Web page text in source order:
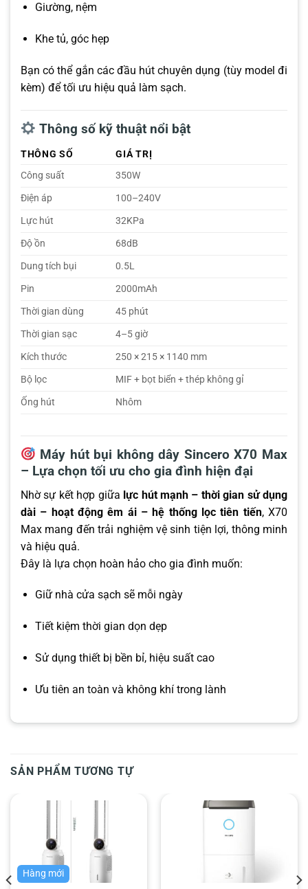
Giường, nệm
Khe tủ, góc hẹp
Bạn có thể gắn các đầu hút chuyên dụng (tùy model đi
kèm) để tối ưu hiệu quả làm sạch.
Thông số kỹ thuật nổi bật
THÔNG SỐ
GIÁ TRỊ
Công suất
350W
Điện áp
100–240V
Lực hút
32KPa
Độ ồn
68dB
Dung tích bụi
0.5L
Pin
2000mAh
Thời gian dùng
45 phút
Thời gian sạc
4–5 giờ
Kích thước
250 × 215 × 1140 mm
Bộ lọc
MIF + bọt biển + thép không gỉ
Ống hút
Nhôm
Máy hút bụi không dây Sincero X70 Max
– Lựa chọn tối ưu cho gia đình hiện đại
Nhờ sự kết hợp giữa lực hút mạnh – thời gian sử dụng
dài – hoạt động êm ái – hệ thống lọc tiên tiến, X70
Max mang đến trải nghiệm vệ sinh tiện lợi, thông minh
và hiệu quả.
Đây là lựa chọn hoàn hảo cho gia đình muốn:
Giữ nhà cửa sạch sẽ mỗi ngày
Tiết kiệm thời gian dọn dẹp
Sử dụng thiết bị bền bỉ, hiệu suất cao
Ưu tiên an toàn và không khí trong lành
SẢN PHẨM TƯƠNG TỰ
Hàng mới